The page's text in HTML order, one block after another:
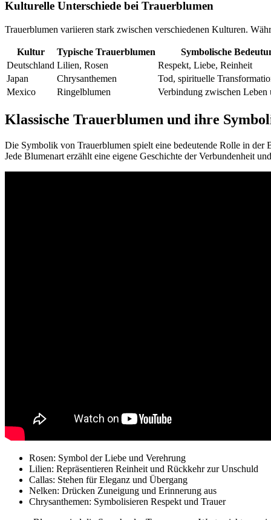
Kulturelle Unterschiede bei Trauerblumen
Trauerblumen variieren stark zwischen verschiedenen Kulturen.
Kultur Typische Trauerblumen
Symbolische
Deutschland Lilien, Rosen
Respekt, Liebe, Reinheit
Japan
Chrysanthemen
Tod, spirituelle
Mexico
Ringelblumen Verbindung zwischen Leben
Klassische Trauerblumen und ihre
Die Symbolik von Trauerblumen spielt eine bedeutende Rolle in der
Jede Blumenart erzählt eine eigene Geschichte der Verbundenheit
Rosen: Symbol der Liebe und Verehrung
Lilien: Repräsentieren Reinheit und Rückkehr zur Unschuld
Callas: Stehen für Eleganz und Übergang
Nelken: Drücken Zuneigung und Erinnerung aus
Chrysanthemen: Symbolisieren Respekt und Trauer